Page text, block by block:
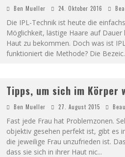
Ben Mueller 24. Oktober 2016
Die IPL-Technik ist heute die
Möglichkeit, lästige Haare auf
Haut zu bekommen. Doch was ist
funktioniert die Methode? Die Bezeic
Tipps, um sich im Körper
Ben Mueller 27. August 2015
Fast jede Frau hat Problemzonen.
objektiv gesehen perfekt ist, gibt es
die jeweilige Frau unzufrieden ist.
dass sie sich in ihrer Haut nic...